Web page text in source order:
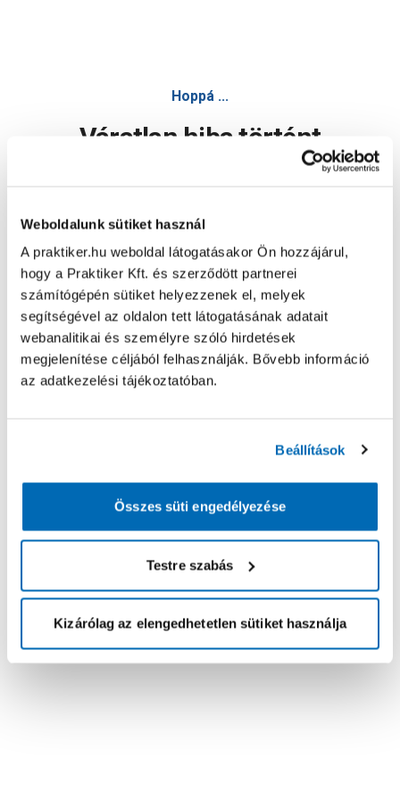
Weboldalunk sütiket használ
A praktiker.hu weboldal látogatásakor Ön hozzájárul,
hogy a Praktiker Kft. és szerződött partnerei
számítógépén sütiket helyezzenek el, melyek
segítségével az oldalon tett látogatásának adatait
webanalitikai és személyre szóló hirdetések
megjelenítése céljából felhasználják. Bővebb információ
az adatkezelési tájékoztatóban.
Beállítások
Összes süti engedélyezése
Testre szabás
Kizárólag az elengedhetetlen sütiket használja
Hoppá ...
Váratlan hiba történt
Oldal újratöltése